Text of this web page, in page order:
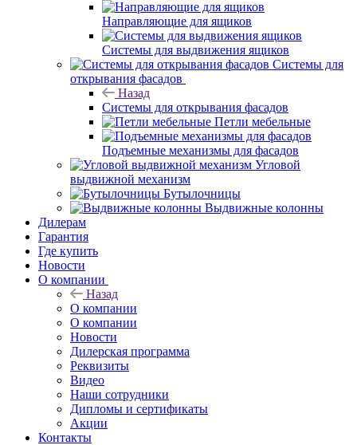
Направляющие для ящиков
Системы для выдвижения ящиков
Системы для
открывания фасадов
Назад
Системы для открывания фасадов
Петли мебельные
Подъемные механизмы для фасадов
Угловой
выдвижной механизм
Бутылочницы
Выдвижные колонны
Дилерам
Гарантия
Где купить
Новости
О компании
Назад
О компании
О компании
Новости
Дилерская программа
Реквизиты
Видео
Наши сотрудники
Дипломы и сертификаты
Акции
Контакты